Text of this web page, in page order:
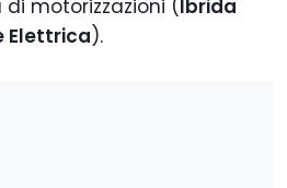
motorizzazioni (Ibrida
Elettrica).